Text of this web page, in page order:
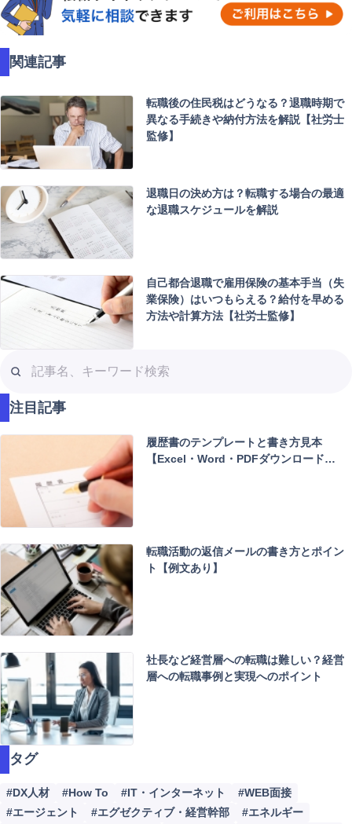
関連記事
転職後の住民税はどうなる？退職時期で
異なる手続きや納付方法を解説【社労士
監修】
退職日の決め方は？転職する場合の最適
な退職スケジュールを解説
自己都合退職で雇用保険の基本手当（失
業保険）はいつもらえる？給付を早める
方法や計算方法【社労士監修】
事
名
、
キ
ー
検
索
注目記事
履歴書のテンプレートと書き方見本
【Excel・Word・PDFダウンロード…
転職活動の返信メールの書き方とポイン
ト【例文あり】
社長など経営層への転職は難しい？経営
層への転職事例と実現へのポイント
タグ
#DX人材 #How To #IT・インターネット
#WEB面接
#エージェント
#エグゼクティブ・経営幹部
#エネルギー